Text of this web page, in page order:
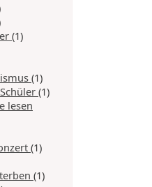
(1)
(1)
(1)
lesen
(1)
(1)